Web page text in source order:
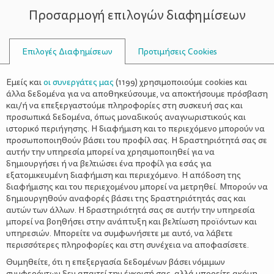
ΣΥΜΒΟΥΛΟΙ
ΠΑΙΔΊ>Η ΖΩΉ ΜΕ ΈΝΑ ΠΑΙΔΊ
Ποδήλατο: Η χαρά σε 2 ρόδες
Προσαρμογή επιλογών διαφημίσεων
Επιλογές Διαφημίσεων Προτιμήσεις Cookies
Εμείς καιοι συνεργάτες μας (1199) χρησιμοποιούμε cookies και
άλλα δεδομένα για να αποθηκεύσουμε, να αποκτήσουμε πρόσβαση
και/ή να επεξεργαστούμε πληροφορίες στη συσκευή σας και
προσωπικά δεδομένα, όπως μοναδικούς αναγνωριστικούς και
ιστορικό περιήγησης. Η διαφήμιση και το περιεχόμενο μπορούν να
προσωποποιηθούν βάσει του προφίλ σας. Η δραστηριότητά σας σε
αυτήν την υπηρεσία μπορεί να χρησιμοποιηθεί για να
δημιουργήσει ή να βελτιώσει ένα προφίλ για εσάς για
εξατομικευμένη διαφήμιση και περιεχόμενο. Η απόδοση της
διαφήμισης και του περιεχομένου μπορεί να μετρηθεί. Μπορούν να
δημιουργηθούν αναφορές βάσει της δραστηριότητάς σας και
αυτών των άλλων. Η δραστηριότητά σας σε αυτήν την υπηρεσία
μπορεί να βοηθήσει στην ανάπτυξη και βελτίωση προϊόντων και
υπηρεσιών. Μπορείτε να συμφωνήσετε με αυτό, να λάβετε
περισσότερες πληροφορίες και στη συνέχεια να αποφασίσετε.
Θυμηθείτε, ότι η επεξεργασία δεδομένων βάσει νόμιμων